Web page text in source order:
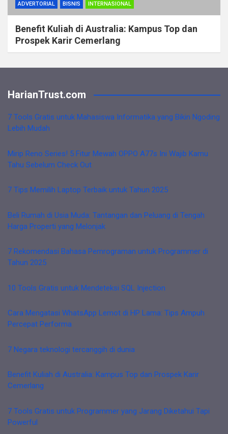
ADVERTORIAL BISNIS INTERNASIONAL
Benefit Kuliah di Australia: Kampus Top dan
Prospek Karir Cemerlang
HarianTrust.com
7 Tools Gratis untuk Mahasiswa Informatika yang Bikin Ngoding
Lebih Mudah
Mirip Reno Series! 5 Fitur Mewah OPPO A77s Ini Wajib Kamu
Tahu Sebelum Check Out
7 Tips Memilih Laptop Terbaik untuk Tahun 2025
Beli Rumah di Usia Muda: Tantangan dan Peluang di Tengah
Harga Properti yang Melonjak
7 Rekomendasi Bahasa Pemrograman untuk Programmer di
Tahun 2025
10 Tools Gratis untuk Mendeteksi SQL Injection
Cara Mengatasi WhatsApp Lemot di HP Lama: Tips Ampuh
Percepat Performa
7 Negara teknologi tercanggih di dunia
Benefit Kuliah di Australia: Kampus Top dan Prospek Karir
Cemerlang
7 Tools Gratis untuk Programmer yang Jarang Diketahui Tapi
Powerful